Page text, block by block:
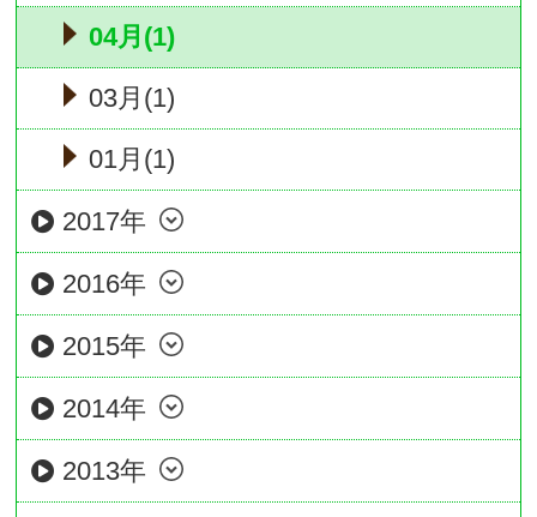
04月(1)
03月(1)
01月(1)
2017年
2016年
2015年
2014年
2013年